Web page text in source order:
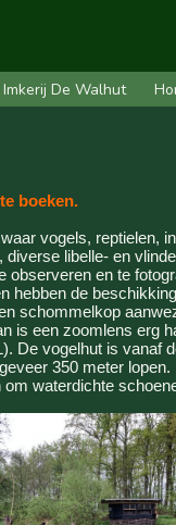
Imkerij De Walhut
boeken.
vogels, reptielen,
libelle- en
en te
hebben de
schommelkop
is een zoomlens erg
De vogelhut is vanaf
350 meter lopen.
waterdichte